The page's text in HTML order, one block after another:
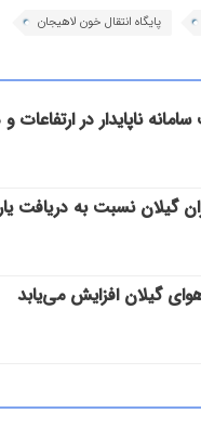
پایگاه انتقال خون لاهیجان
ناپایدار در ارتفاعات
گیلان نسبت به دریافت
گیلان افزایش می‌یابد